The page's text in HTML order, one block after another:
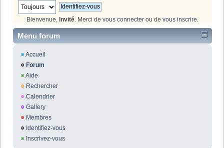
Bienvenue, Invité. Merci de vous connecter ou de vous inscrire.
Menu forum
Accueil
Forum
Aide
Rechercher
Calendrier
Gallery
Membres
Identifiez-vous
Inscrivez-vous